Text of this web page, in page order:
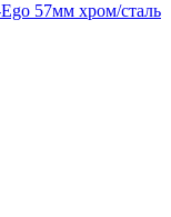
57мм хром/сталь